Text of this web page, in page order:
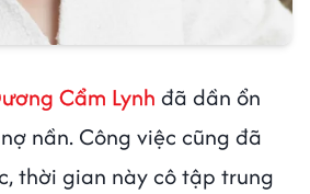
Cẩm Lynh đã dần ổn
nần. Công việc cũng đã
thời gian này cô tập trung